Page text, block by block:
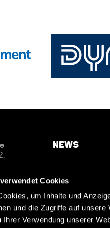
Cookies
um Inhalte und
und die Zugriffe auf
Ihrer Verwendung unserer
dem
News
Kontakt